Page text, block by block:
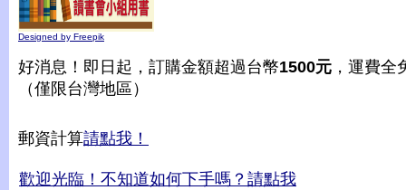
Designed by Freepik
好消息！即日起，訂購金額超過台幣1500元 ，運費全
（僅限台灣地區）
郵資計算請點我！
歡迎光臨！不知道如何下手嗎？請點我